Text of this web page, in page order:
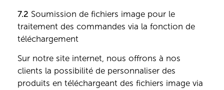
7.2 Soumission de fichiers image pour le
traitement des commandes via la fonction de
téléchargement
Sur notre site internet, nous offrons à nos
clients la possibilité de personnaliser des
produits en téléchargeant des fichiers image via